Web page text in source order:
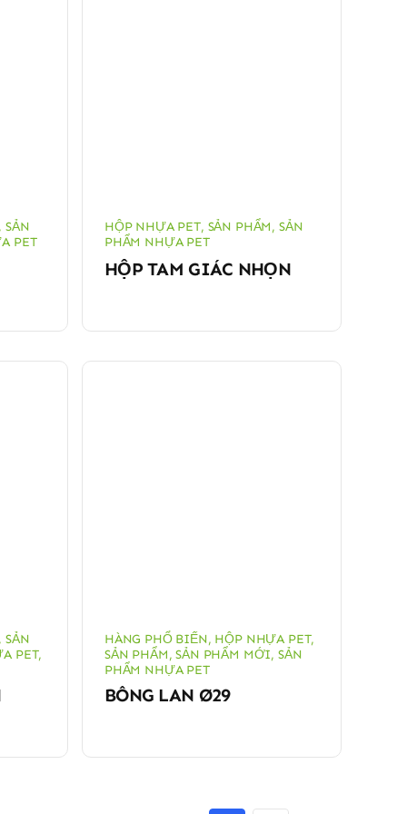
SẢN
PET
HỘP NHỰA PET, SẢN PHẨM, SẢN
PHẨM NHỰA PET
HỘP TAM GIÁC NHỌN
SẢN
PET,
HÀNG PHỔ BIẾN, HỘP NHỰA PET,
SẢN PHẨM,SẢN PHẨM MỚI, SẢN
PHẨM NHỰA PET
BÔNG LAN Ø29